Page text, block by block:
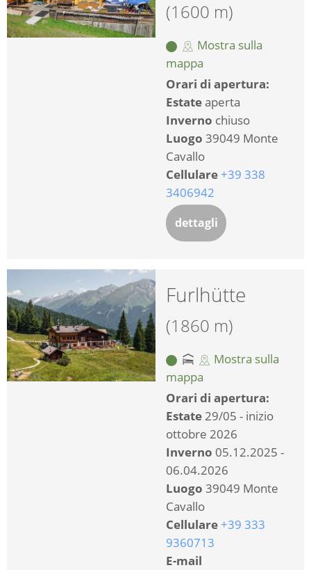
(1600 m)
Mostra sulla
mappa
Orari di apertura:
Estateaperta
Inverno chiuso
Luogo 39049 Monte
Cavallo
Cellulare +39 338
3406942
dettagli
Furlhütte
(1860 m)
Mostra sulla
mappa
Orari di apertura:
Estate29/05 - inizio
ottobre 2026
Inverno 05.12.2025 -
06.04.2026
Luogo 39049 Monte
Cavallo
Cellulare +39 333
9360713
E-mail